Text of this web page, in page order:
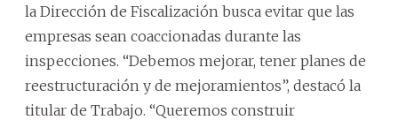
la Dirección de Fiscalización busca evitar que las
empresas sean coaccionadas durante las
inspecciones. “Debemos mejorar, tener planes de
reestructuración y de mejoramientos”, destacó la
titular de Trabajo. “Queremos construir